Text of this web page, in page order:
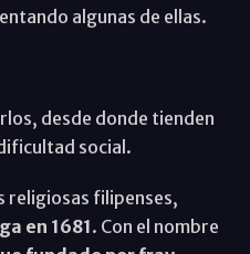
algunas de ellas.
desde donde tienden
social.
religiosas filipenses,
en 1681. Con el nombre